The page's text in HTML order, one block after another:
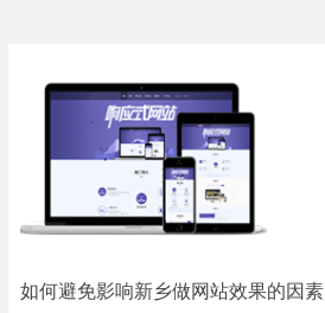
如何避免影响新乡做网站效果的因素